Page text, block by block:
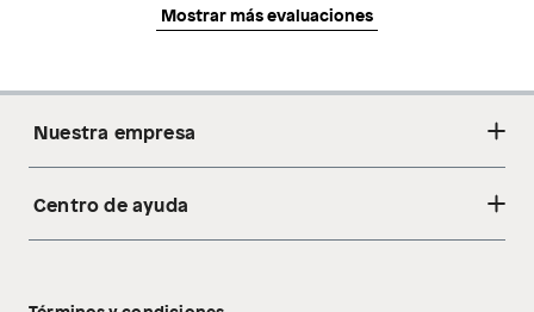
Mostrar más evaluaciones
Nuestra empresa
Acerca de nosotros
Centro de ayuda